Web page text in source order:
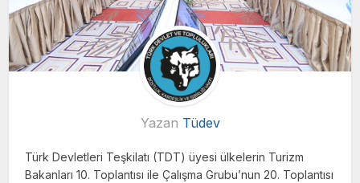
Yazan Tüdev
Türk Devletleri Teşkilatı (TDT) üyesi ülkelerin Turizm
Bakanları 10. Toplantısı ile Çalışma Grubu’nun 20. Toplantısı